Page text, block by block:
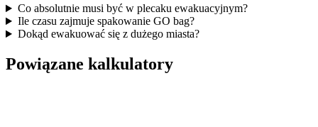
Co absolutnie musi być w plecaku ewakuacyjnym?
Ile czasu zajmuje spakowanie GO bag?
Dokąd ewakuować się z dużego miasta?
Powiązane kalkulatory